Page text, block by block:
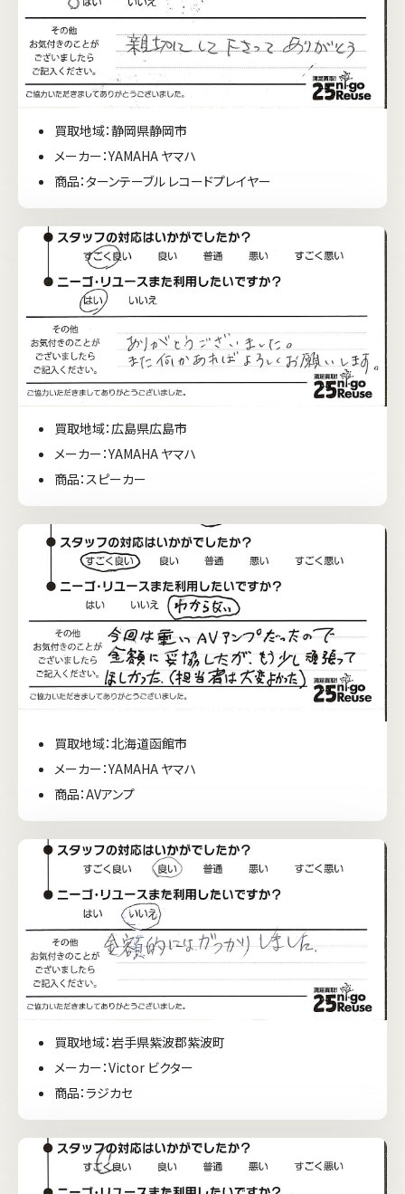
買取地域：静岡県静岡市
メーカー：YAMAHA ヤマハ
商品：ターンテーブル レコードプレイヤー
買取地域：広島県広島市
メーカー：YAMAHA ヤマハ
商品：スピーカー
買取地域：北海道函館市
メーカー：YAMAHA ヤマハ
商品：AVアンプ
買取地域：岩手県紫波郡紫波町
メーカー：Victor ビクター
商品：ラジカセ